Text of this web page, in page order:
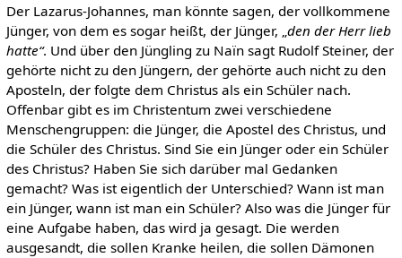
Der Lazarus-Johannes, man könnte sagen, der vollkommene
Jünger, von dem es sogar heißt, der Jünger, „ den der Herr lieb
hatte“. Und über den Jüngling zu Naïn sagt Rudolf Steiner, der
gehörte nicht zu den Jüngern, der gehörte auch nicht zu den
Aposteln, der folgte dem Christus als ein Schüler nach.
Offenbar gibt es im Christentum zwei verschiedene
Menschengruppen: die Jünger, die Apostel des Christus, und
die Schüler des Christus. Sind Sie ein Jünger oder ein Schüler
des Christus? Haben Sie sich darüber mal Gedanken
gemacht? Was ist eigentlich der Unterschied? Wann ist man
ein Jünger, wann ist man ein Schüler? Also was die Jünger für
eine Aufgabe haben, das wird ja gesagt. Die werden
ausgesandt, die sollen Kranke heilen, die sollen Dämonen